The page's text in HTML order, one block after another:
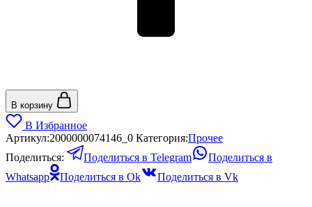
В корзину
В Избранное
Артикул:2000000074146_0 Категория:Прочее
Поделиться:
Поделиться в Telegram
Поделиться в
Whatsapp
Поделиться в Ok Поделиться в Vk